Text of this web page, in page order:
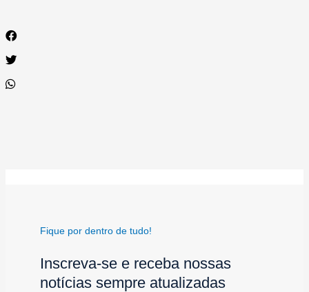
Fique por dentro de tudo!
Inscreva-se e receba nossas
notícias sempre atualizadas